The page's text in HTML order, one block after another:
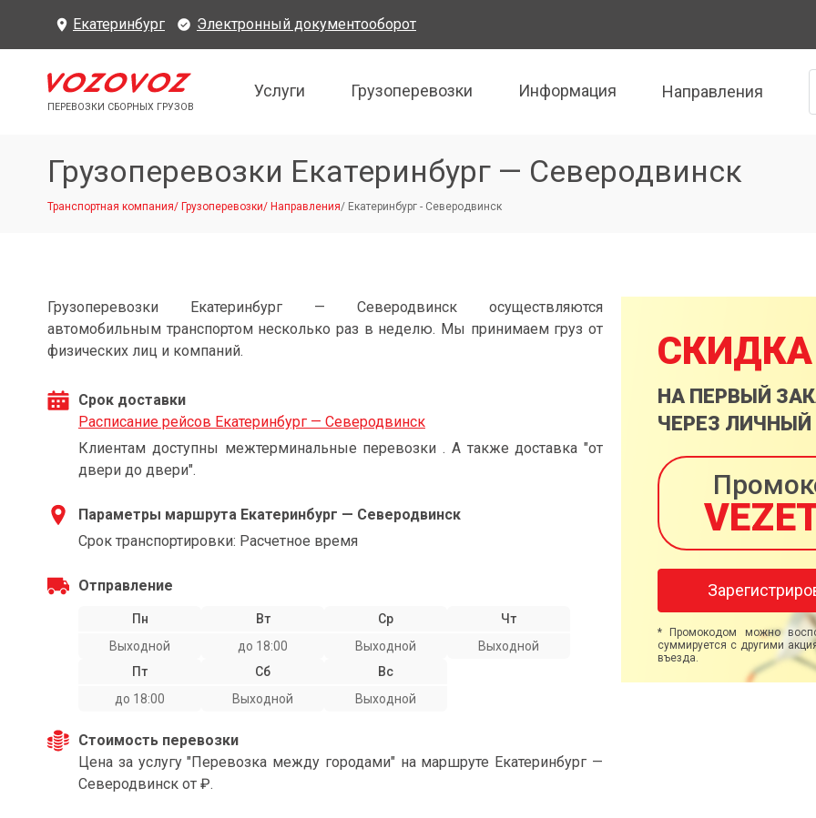
Екатеринбург Электронный документооборот
ПЕРЕВОЗКИ СБОРНЫХ ГРУЗОВ
Услуги Грузоперевозки Информация Направления
Грузоперевозки Екатеринбург — Северодвинск
Транспортная компания/ Грузоперевозки/ Направления/ Екатеринбург - Северодвинск
Грузоперевозки Екатеринбург — Северодвинск осуществляются
автомобильным транспортом несколько раз в неделю. Мы принимаем груз от
физических лиц и компаний.
Срок доставки
Расписание рейсов Екатеринбург — Северодвинск
Клиентам доступны межтерминальные перевозки . А также доставка "от
двери до двери".
Параметры маршрута Екатеринбург — Северодвинск
Срок транспортировки: Расчетное время
Отправление
Пн
Выходной
Вт
до 18:00
Ср
Выходной
Чт
Выходной
Пт
до 18:00
Сб
Выходной
Вс
Выходной
Стоимость перевозки
Цена за услугу "Перевозка между городами" на маршруте Екатеринбург —
Северодвинск от ₽.
СКИДКА
НА ПЕРВЫЙ
ЧЕРЕЗ ЛИЧНЫЙ
* Промокодом можно
суммируется с другими
въезда.